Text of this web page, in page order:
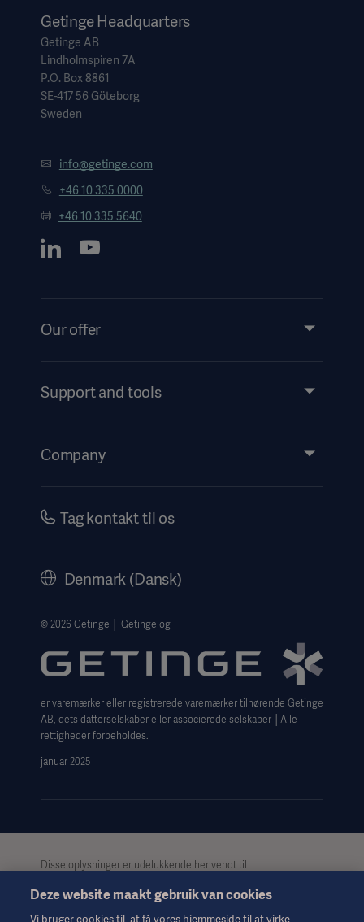
Getinge Headquarters
Getinge AB
Lindholmspiren 7A
P.O. Box 8861
SE-417 56 Göteborg
Sweden
info@getinge.com
+46 10 335 0000
+46 10 335 5640
Our offer
Services
Support and tools
Events
Company
Careers
Website Privacy Policy
Website use disclaimer
Cookie Notice
Data Subject Request Form
Tag kontakt til os
Denmark (Dansk)
© 2026 Getinge │ Getinge og
er varemærker eller registrerede varemærker tilhørende Getinge
AB, dets datterselskaber eller associerede selskaber │Alle
rettigheder forbeholdes.
januar 2025
Disse oplysninger er udelukkende henvendt til
kun til informationsformål, er ikke udtømmende og bør derfor
ikke anvendes som erstatning for brugsanvisningen,
Deze website maakt gebruik van cookies
Vi bruger cookies til, at få vores hjemmeside til at virke